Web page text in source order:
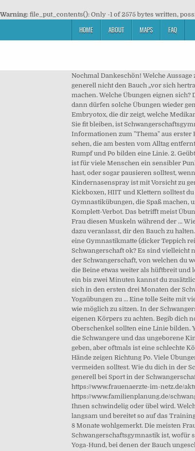
Warning: file_put_contents(): Only -1 of 2575 bytes written,
HOME ABOUT MAPS FAQ
Nochmal Dankeschön! Welche Aussage zur Pharmakokinetik in der Schwangerschaft stimmt nicht? Jeder Trainer macht es anders. In der Schwangerschaft sollte man generell nicht den Bauch „vor sich hertragen“ sondern immer wieder „zu sich holen“, leicht zur Wirbelsäule bewegen und dies auch bei den Yogaübungen (Asanas) machen. Welche Übungen eignen sich? Der Blick folgt dem Arm. Leg dich nun auf die Seite und winkle das untere Bein 90 Grad an. Erst muß alles stabil und dicht sein, dann dürfen solche Übungen wieder gemacht werden. Dreh jetzt deinen Kopf in Richtung Po und nimm deinen Rumpf dabei mit. Zum Glück gibt es die Datenbank von Embryotox, die dir zeigt, welche Medikamente verboten und welche erlaubt sind. Damit es während und nach der Schwangerschaft weniger Komplikationen gibt und Sie fit bleiben, ist Schwangerschaftsgymnastik wichtig. 1. Über die Autorin: Anke kommt aus Berlin und wohnt mit Familie und Kater zwischen Wald und Wasser. Informationen zum "Thema" aus erster Hand. Beispiele dafür sind etwa Maricyasana III oder eine vollständig ausgeführte Vorwärtsbeuge. Lassen Sie sich die Übungen sehen, die am besten vom Alltag entfernt werden: 1. SSW 27. Bundeszentrale für gesundheitliche Aufklärung: Marlene Friedmann & Human Health Experts. Hände, Kopf, Rumpf und Po bilden eine Linie. 2. Geübte empfinden dabei oft anders als Einsteiger. Das Verteilungsvolumen erhöht sich in der Schwangerschaft. Der untere Rücken ist für viele Menschen ein sensibler Punkt. 20-30 Minuten drei mal wöchentlich reichen. Monat mit Yogakursen beginnen solltest, wenn du noch nie Yoga gemacht hast, oder sogar pausieren solltest, wenn du regelmäßig übst. Kreise nun mit dem Becken ein paar Sekunden lang rechts herum und dann links herum. Selbst Kindernasenspray ist mit Vorsicht zu genießen. Und zu vermeiden sind alle Übungen mit Gewichten. Auf risikoreiche und extreme Sportarten wie, Reiten, Skifahren, Kickboxen, HIIT und Klettern solltest du während der gesamten Schwangerschaft verzichten. Wir beantworten deine Fragen und zeigen dir passende Gymnastikübungen, die Spaß machen, und die leicht zuhause auszuführen sind. Da es keinen Grenzwert dafür gibt, ab wann Alkohol schädigend wirkt, gilt hier ein Komplett-Verbot. Das betrifft meist Übungen wie Liegestütze oder den Unterarmstütz. Halte deinen Rücken gerade. Der Kopf liegt entspannt auf dem